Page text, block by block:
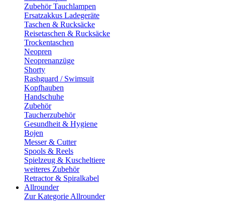
Zubehör Tauchlampen
Ersatzakkus Ladegeräte
Taschen & Rucksäcke
Reisetaschen & Rucksäcke
Trockentaschen
Neopren
Neoprenanzüge
Shorty
Rashguard / Swimsuit
Kopfhauben
Handschuhe
Zubehör
Taucherzubehör
Gesundheit & Hygiene
Bojen
Messer & Cutter
Spools & Reels
Spielzeug & Kuscheltiere
weiteres Zubehör
Retractor & Spiralkabel
Allrounder
Zur Kategorie Allrounder